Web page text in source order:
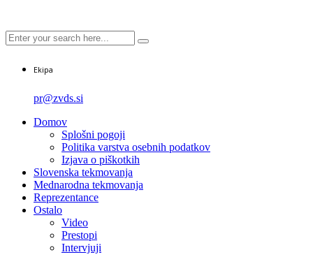
Ekipa
pr@zvds.si
Domov
Splošni pogoji
Politika varstva osebnih podatkov
Izjava o piškotkih
Slovenska tekmovanja
Mednarodna tekmovanja
Reprezentance
Ostalo
Video
Prestopi
Intervjuji